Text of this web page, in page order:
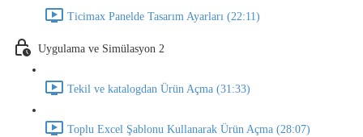
Ticimax Panelde Tasarım Ayarları (22:11)
Uygulama ve Simülasyon 2
Tekil ve katalogdan Ürün Açma (31:33)
Toplu Excel Şablonu Kullanarak Ürün Açma (28:07)